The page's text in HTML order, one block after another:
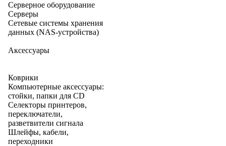
Серверное оборудование
Серверы
Сетевые системы хранения
данных (NAS-устройства)
Аксессуары
Коврики
Компьютерные аксессуары:
стойки, папки для CD
Селекторы принтеров,
переключатели,
разветвители сигнала
Шлейфы, кабели,
переходники